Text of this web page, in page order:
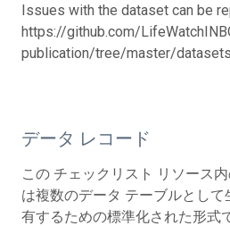
Issues with the dataset can be
https://github.com/
publication/tree/master/
データ レコード
この チェックリスト リソース
は複数のデータ テーブルとし
有するための標準化された形式